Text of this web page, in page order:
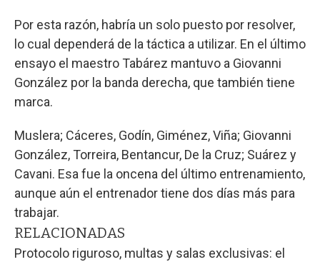
Por esta razón, habría un solo puesto por resolver,
lo cual dependerá de la táctica a utilizar. En el último
ensayo el maestro Tabárez mantuvo a Giovanni
González por la banda derecha, que también tiene
marca.
Muslera; Cáceres, Godín, Giménez, Viña; Giovanni
González, Torreira, Bentancur, De la Cruz; Suárez y
Cavani. Esa fue la oncena del último entrenamiento,
aunque aún el entrenador tiene dos días más para
trabajar.
RELACIONADAS
Protocolo riguroso, multas y salas exclusivas: el